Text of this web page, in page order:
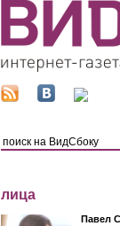
лица
Павел